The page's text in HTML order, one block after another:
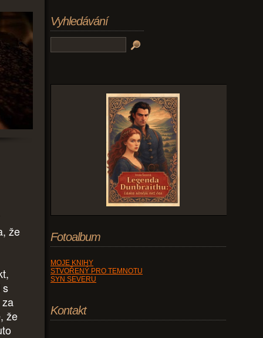
že
s
že
Vyhledávání
Fotoalbum
MOJE KNIHY
STVOŘENÝ PRO TEMNOTU
SYN SEVERU
Kontakt